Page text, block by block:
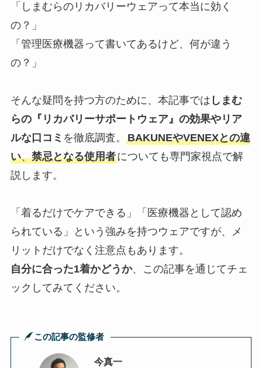
「しまむらのリカバリーウェアって本当に効く
の？」
「管理医療機器って書いてあるけど、何が違う
の？」
そんな疑問を持つ方のために、本記事では しまむ
らの『リカバリーサポートウェア』の効果やリア
ルな口コミ を徹底調査。 BAKUNEやVENEXとの違
い、禁忌となる使用者についても専門家視点で解
説します。
「着るだけでケアできる」「医療機器として認め
られている」という強みを持つウェアですが、メ
リットだけでなく注意点もあります。
自分に合った1着かどうか、この記事を通じてチェ
ックしてみてください。
この記事の監修者
今真一